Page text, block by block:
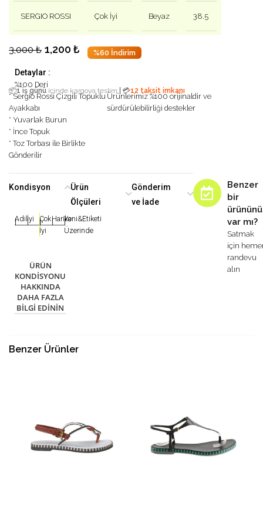
SERGIO ROSSI Çok İyi Beyaz 38.5
3,000₺ 1,200 ₺ %60 İndirim
Detaylar :
%100 Deri
📦1 iş günü içinde kargoya teslim 💳12 taksit imkanı
* Sergio Rossi Çizgili Topuklu
Ayakkabı
* Yuvarlak Burun
* İnce Topuk
* Toz Torbası ile Birlikte
Gönderilir
Ürünlerimiz %100 orijinaldir ve
sürdürülebilirliği destekler
Kondisyon
|Adil|İyi |Çok
İyi
|Harika
|Yeni&Etiketi
Üzerinde
ÜRÜN
KONDISYONU
HAKKINDA
DAHA FAZLA
BILGI EDININ
Ürün
Ölçüleri
Gönderim
ve İade
Benzer
bir
var mı?
Satmak
için
randevu
alın
Benzer Ürünler